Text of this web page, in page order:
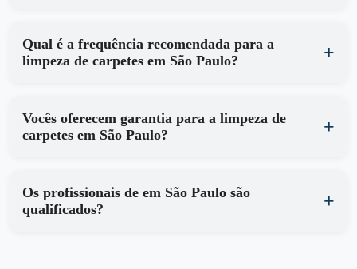
Qual é a frequência recomendada para a
limpeza de carpetes em São Paulo?
Vocês oferecem garantia para a limpeza de
carpetes em São Paulo?
Os profissionais de em São Paulo são
qualificados?